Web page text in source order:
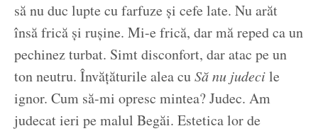
să nu duc lupte cu farfuze și cefe late. Nu arăt
însă frică și rușine. Mi-e frică, dar mă reped ca un
pechinez turbat. Simt disconfort, dar atac pe un
ton neutru. Învățăturile alea cuSă nu judecile
ignor. Cum să-mi opresc mintea? Judec. Am
judecat ieri pe malul Begăi. Estetica lor de